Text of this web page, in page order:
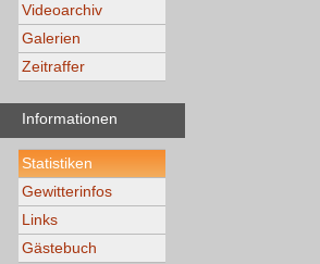
Videoarchiv
Galerien
Zeitraffer
Informationen
Statistiken
Gewitterinfos
Links
Gästebuch